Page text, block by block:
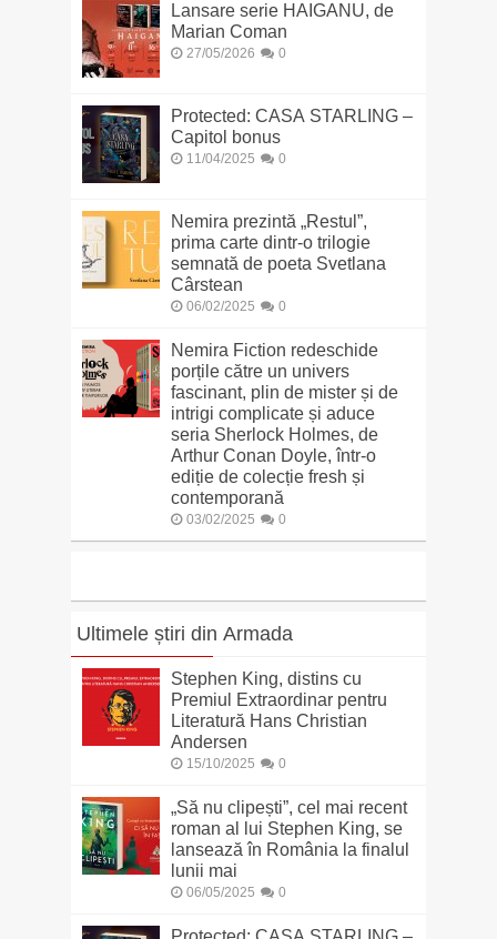
Lansare serie HAIGANU, de
Marian Coman
27/05/2026 0
Protected: CASA STARLING –
Capitol bonus
11/04/2025 0
Nemira prezintă „Restul”,
prima carte dintr-o trilogie
semnată de poeta Svetlana
Cârstean
06/02/2025 0
Nemira Fiction redeschide
porțile către un univers
fascinant, plin de mister și de
intrigi complicate și aduce
seria Sherlock Holmes, de
Arthur Conan Doyle, într-o
ediție de colecție fresh și
contemporană
03/02/2025 0
Ultimele știri din Armada
Stephen King, distins cu
Premiul Extraordinar pentru
Literatură Hans Christian
Andersen
15/10/2025 0
„Să nu clipești”, cel mai recent
roman al lui Stephen King, se
lansează în România la finalul
lunii mai
06/05/2025 0